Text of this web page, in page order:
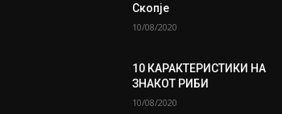
Скопје
10/08/2020
10 КАРАКТЕРИСТИКИ НА
ЗНАКОТ РИБИ
10/08/2020